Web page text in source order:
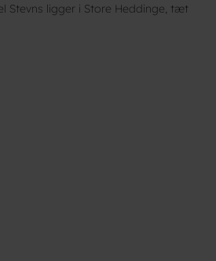
Stevns ligger i Store Heddinge, tæt